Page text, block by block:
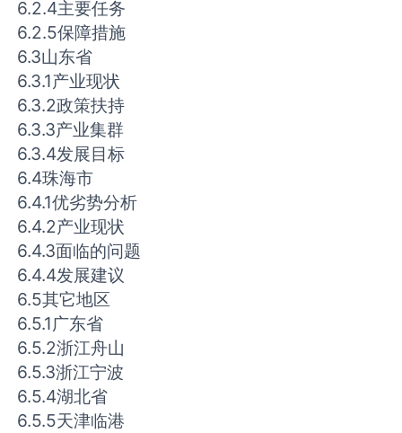
6.2.4主要任务
6.2.5保障措施
6.3山东省
6.3.1产业现状
6.3.2政策扶持
6.3.3产业集群
6.3.4发展目标
6.4珠海市
6.4.1优劣势分析
6.4.2产业现状
6.4.3面临的问题
6.4.4发展建议
6.5其它地区
6.5.1广东省
6.5.2浙江舟山
6.5.3浙江宁波
6.5.4湖北省
6.5.5天津临港